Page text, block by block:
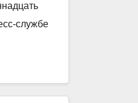
службе